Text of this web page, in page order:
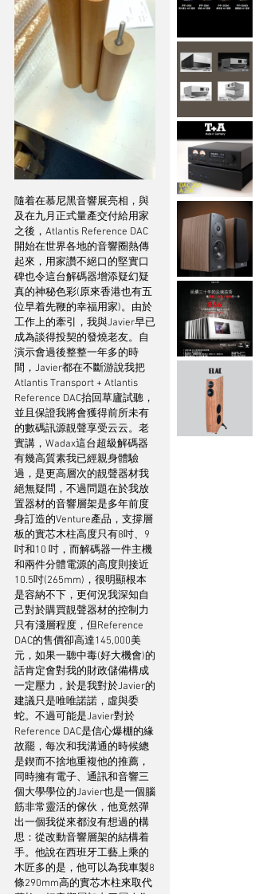
隨着在慕尼黑音響展亮相，與
及在九月正式量產交付給用家
之後，Atlantis Reference DAC
開始在世界各地的音響圈熱傳
起來，用家讚不絕口的堅實口
碑也令這台解碼器增添疑幻疑
真的神秘色彩(原來香港也有五
位早着先鞭的幸福用家)。由於
工作上的牽引，我與Javier早已
成為談得投契的發燒老友。自
演示會過後整整一年多的時
間，Javier都在不斷游說我把
Atlantis Transport + Atlantis
Reference DAC抬回草廬試聽，
並且保證我將會獲得前所未有
的數碼訊源靚聲享受云云。老
實講，Wadax這台超級解碼器
有幾高質素我已經親身體驗
過，是更高層次的靚聲器材我
絕無疑問，不過問題在於我放
置器材的音響層架是多年前度
身訂造的Venture產品，支撐層
板的實芯木柱高度只有8吋、9
吋和10 吋，而解碼器一件主機
和兩件分體電源的高度則接近
10.5吋(265mm)，很明顯根本
是容納不下，更何況我深知自
己對於購買靚聲器材的控制力
只有淺層程度，但Reference
DAC的售價卻高達145,000美
元，如果一聽中毒(好大機會)的
話肯定會對我的財政儲備構成
一定壓力，於是我對於Javier的
建議只是唯唯諾諾，虛與委
蛇。不過可能是Javier對於
Reference DAC是信心爆棚的緣
故罷，每次和我溝通的時候總
是鍥而不捨地重複他的推薦，
同時擁有電子、通訊和音響三
個大學學位的Javier也是一個腦
筋非常靈活的傢伙，他竟然彈
出一個我從來都沒有想過的構
思：從改動音響層架的結構着
手。他說在西班牙工藝上乘的
木匠多的是，他可以為我車製8
條290mm高的實芯木柱來取代